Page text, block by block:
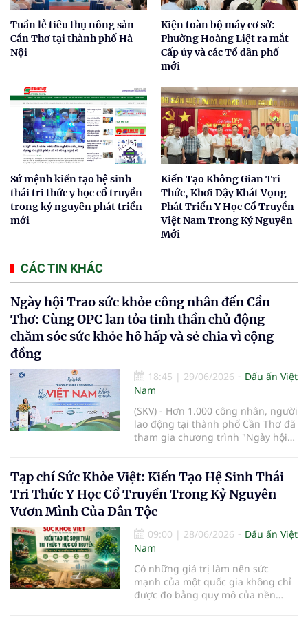
Tuần lễ tiêu thụ nông sản
Cần Thơ tại thành phố Hà
Nội
Kiện toàn bộ máy cơ sở:
Phường Hoàng Liệt ra mắt
Cấp ủy và các Tổ dân phố
mới
Sứ mệnh kiến tạo hệ sinh
thái tri thức y học cổ truyền
trong kỷ nguyên phát triển
mới
Kiến Tạo Không Gian Tri
Thức, Khơi Dậy Khát Vọng
Phát Triển Y Học Cổ Truyền
Việt Nam Trong Kỷ Nguyên
Mới
CÁC TIN KHÁC
Ngày hội Trao sức khỏe công nhân đến Cần
Thơ: Cùng OPC lan tỏa tinh thần chủ động
chăm sóc sức khỏe hô hấp và sẻ chia vì cộng
đồng
18:45 | 29/06/2026
Dấu ấn Việt
Nam
(SKV) - Hơn 1.000 công nhân, người
lao động tại thành phố Cần Thơ đã
tham gia chương trình "Ngày hội
với nhiều hoạt động khám bệnh, tư
vấn sức khỏe, tặng quà và hưởng
ứng phong trào nhân văn, vì cộng
đồng do Ban tổ chức phát động.
Tạp chí Sức Khỏe Việt: Kiến Tạo Hệ Sinh Thái
Tri Thức Y Học Cổ Truyền Trong Kỷ Nguyên
Vươn Mình Của Dân Tộc
09:00 | 28/06/2026
Dấu ấn Việt
Nam
Có những giá trị làm nên sức
mạnh của một quốc gia không chỉ
được đo bằng quy mô của nền